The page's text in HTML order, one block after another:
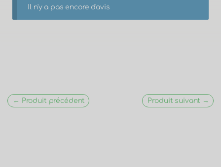
Il n'y a pas encore d'avis
← Produit précédent Produit suivant →